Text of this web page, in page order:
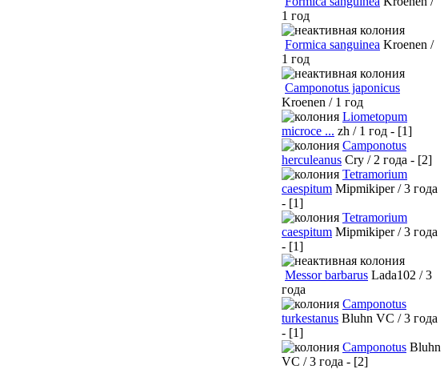
1 год
Formica sanguinea Kroenen /
1 год
Camponotus japonicus
Kroenen / 1 год
Liometopum
microce ... zh / 1 год - [1]
Camponotus
herculeanus Cry / 2 года - [2]
Tetramorium
caespitum Mipmikiper / 3 года
- [1]
Tetramorium
caespitum Mipmikiper / 3 года
- [1]
Messor barbarus Lada102 / 3
года
Camponotus
turkestanus Bluhn VC / 3 года
- [1]
Camponotus Bluhn
VC / 3 года - [2]